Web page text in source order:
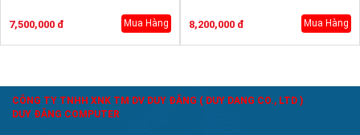
7,500,000 đ Mua Hàng 8,200,000 đ Mua Hàng
CÔNG TY TNHH XNK TM DV DUY ĐĂNG ( DUY DANG CO., LTD )
DUY ĐĂNG COMPUTER